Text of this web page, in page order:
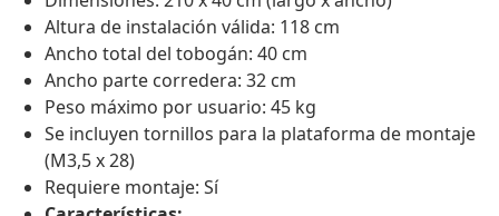
Altura de instalación válida: 118 cm
Ancho total del tobogán: 40 cm
Ancho parte corredera: 32 cm
Peso máximo por usuario: 45 kg
Se incluyen tornillos para la plataforma de montaje
(M3,5 x 28)
Requiere montaje: Sí